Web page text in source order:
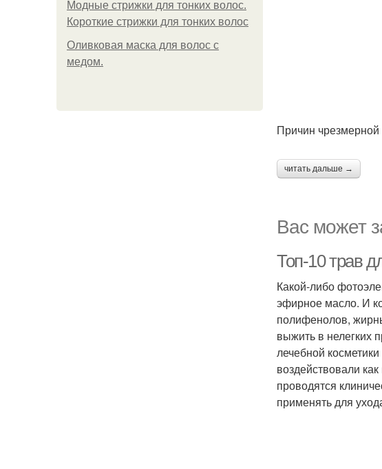
Модные стрижки для тонких волос.
Короткие стрижки для тонких волос
Оливковая маска для волос с
медом.
Причин чрезмерной
читать дальше →
Вас может
Топ-10 трав
Какой-либо
эфирное масло. И
полифенолов,
выжить в нелегких
лечебной
воздействовали
проводятся
применять для